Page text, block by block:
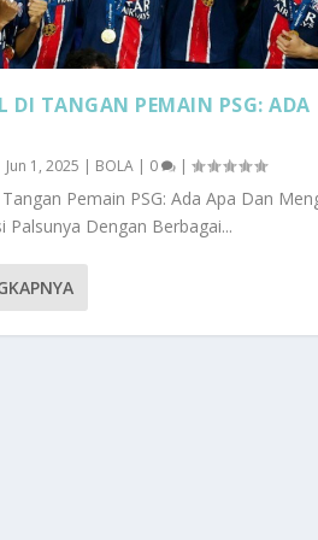
DI TANGAN PEMAIN PSG: ADA
Jun 1, 2025 | BOLA | 0 |
Pemain PSG: Ada Apa Dan
Palsunya Dengan Berbagai...